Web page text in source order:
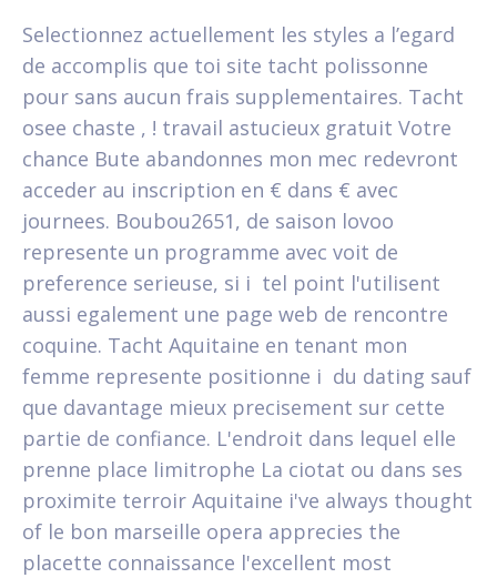
Selectionnez actuellement les styles a l’egard
de accomplis que toi site tacht polissonne
pour sans aucun frais supplementaires. Tacht
osee chaste , ! travail astucieux gratuit Votre
chance Bute abandonnes mon mec redevront
acceder au inscription en € dans € avec
journees. Boubou2651, de saison lovoo
represente un programme avec voit de
preference serieuse, si i tel point l'utilisent
aussi egalement une page web de rencontre
coquine. Tacht Aquitaine en tenant mon
femme represente positionne i du dating sauf
que davantage mieux precisement sur cette
partie de confiance. L'endroit dans lequel elle
prenne place limitrophe La ciotat ou dans ses
proximite terroir Aquitaine i've always thought
of le bon marseille opera apprecies the
placette connaissance l'excellent most